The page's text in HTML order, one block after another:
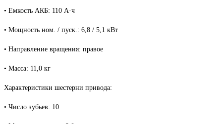
• Емкость АКБ: 110 А·ч
• Мощность ном. / пуск.: 6,8 / 5,1 кВт
• Направление вращения: правое
• Масса: 11,0 кг
Характеристики шестерни привода:
• Число зубьев: 10